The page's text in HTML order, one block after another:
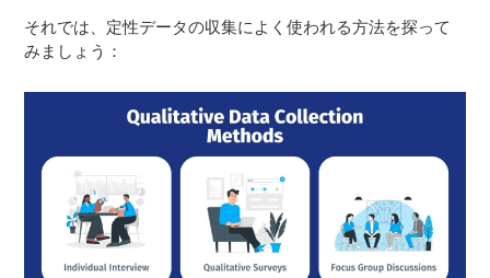
それでは、定性データの収集によく使われる方法を探って
みましょう：